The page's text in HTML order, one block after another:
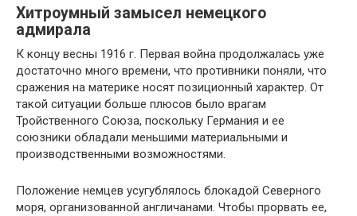
Хитроумный замысел немецкого
адмирала
К концу весны 1916 г. Первая война продолжалась уже
достаточно много времени, что противники поняли, что
сражения на материке носят позиционный характер. От
такой ситуации больше плюсов было врагам
Тройственного Союза, поскольку Германия и ее
союзники обладали меньшими материальными и
производственными возможностями.
Положение немцев усугублялось блокадой Северного
моря, организованной англичанами. Чтобы прорвать ее,